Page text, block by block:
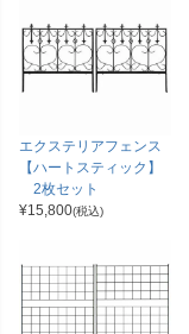
エクステリアフェンス
【ハートスティック】
2枚セット
¥15,800(税込)